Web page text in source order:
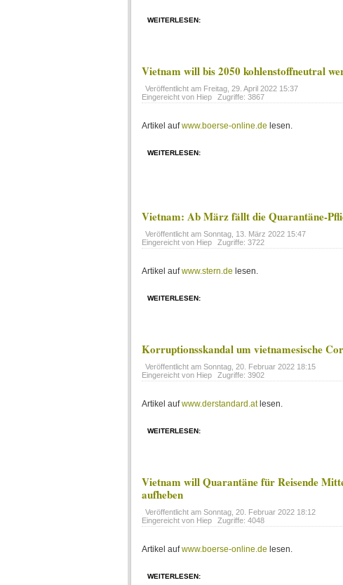
WEITERLESEN:
Vietnam will bis 2050 kohlenstoffneutral
Veröffentlicht am Freitag, 29. April 2022 15:37
Eingereicht von Hiep
Zugriffe: 3867
Artikel aufwww.boerse-online.de lesen.
WEITERLESEN:
Vietnam: Ab März fällt die Quarantäne-
Veröffentlicht am Sonntag, 13. März 2022 15:47
Eingereicht von Hiep
Zugriffe: 3722
Artikel aufwww.stern.de lesen.
WEITERLESEN:
Korruptionsskandal um vietnamesische
Veröffentlicht am Sonntag, 20. Februar 2022 18:15
Eingereicht von Hiep
Zugriffe: 3902
Artikel aufwww.derstandard.atlesen.
WEITERLESEN:
Vietnam will Quarantäne für Reisende
aufheben
Veröffentlicht am Sonntag, 20. Februar 2022 18:12
Eingereicht von Hiep
Zugriffe: 4048
Artikel aufwww.boerse-online.de lesen.
WEITERLESEN: